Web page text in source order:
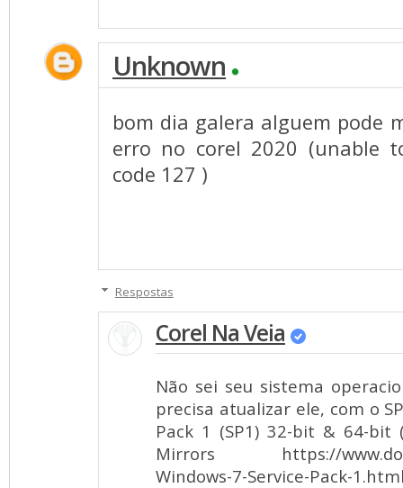
Unknown
bom dia galera alguem pode
erro no corel 2020 (unable
code 127 )
Respostas
Corel Na Veia
Não sei seu sistema
precisa atualizar ele, com o
Pack 1 (SP1) 32-bit & 64-bit
Mirrors https://
Windows-7-Service-Pack-